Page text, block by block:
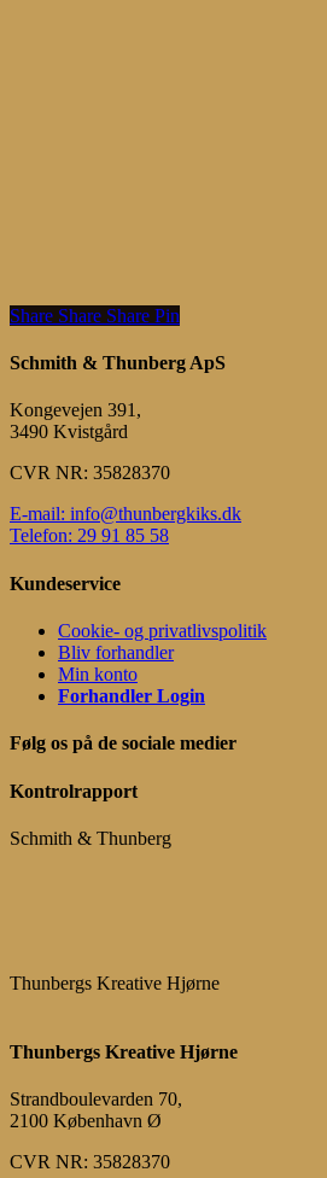
Share
Share Share Share Pin
Schmith & Thunberg ApS
Kongevejen 391,
3490 Kvistgård
CVR NR: 35828370
E-mail: info@thunbergkiks.dk
Telefon: 29 91 85 58
Kundeservice
Cookie- og privatlivspolitik
Bliv forhandler
Min konto
Forhandler Login
Følg os på de sociale medier
Kontrolrapport
Schmith & Thunberg
Thunbergs Kreative Hjørne
Thunbergs Kreative Hjørne
Strandboulevarden 70,
2100 København Ø
CVR NR: 35828370